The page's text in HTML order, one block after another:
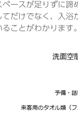
ペースが足りずに諦
てだけでなく、入浴
ることがわかります。